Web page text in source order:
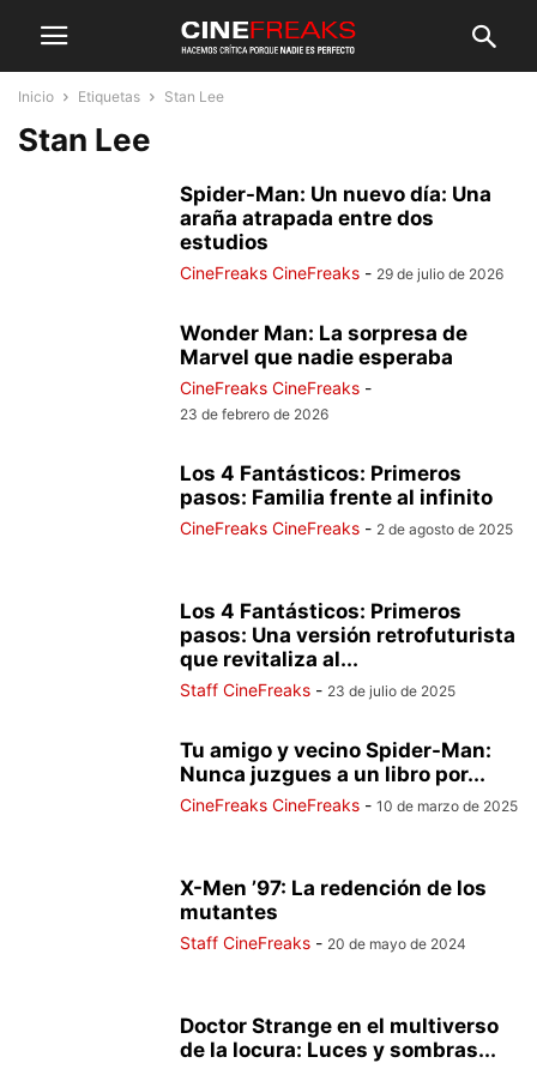
Inicio Etiquetas Stan Lee
Stan Lee
Spider-Man: Un nuevo día: Una
araña atrapada entre dos
estudios
CineFreaks CineFreaks - 29 de julio de 2026
Wonder Man: La sorpresa de
Marvel que nadie esperaba
CineFreaks CineFreaks -
23 de febrero de 2026
Los 4 Fantásticos: Primeros
pasos: Familia frente al infinito
CineFreaks CineFreaks - 2 de agosto de 2025
Los 4 Fantásticos: Primeros
pasos: Una versión retrofuturista
que revitaliza al...
Staff CineFreaks - 23 de julio de 2025
Tu amigo y vecino Spider-Man:
Nunca juzgues a un libro por...
CineFreaks CineFreaks - 10 de marzo de 2025
X-Men ’97: La redención de los
mutantes
Staff CineFreaks - 20 de mayo de 2024
Doctor Strange en el multiverso
de la locura: Luces y sombras...